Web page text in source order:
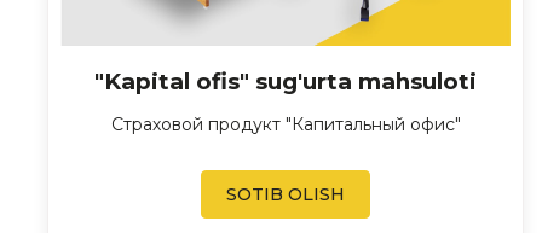
"Kapital ofis" sug'urta mahsuloti
Страховой продукт "Капитальный офис"
SOTIB OLISH